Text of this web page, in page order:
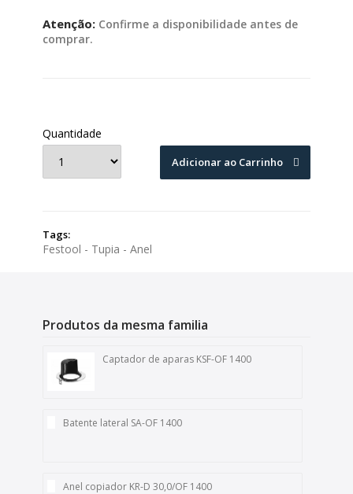
Atenção: Confirme a disponibilidade antes de
comprar.
Quantidade
Adicionar ao Carrinho
Tags:
Festool - Tupia - Anel
Produtos da mesma familia
Captador de aparas KSF-OF 1400
Batente lateral SA-OF 1400
Anel copiador KR-D 30,0/OF 1400